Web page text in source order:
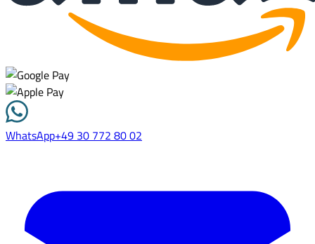
WhatsApp+49 30 772 80 02